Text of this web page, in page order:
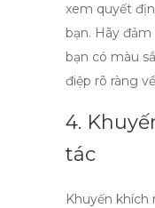
xem quyết
bạn. Hãy
bạn có màu
điệp rõ ràng
4.
tác
Khuyến khích